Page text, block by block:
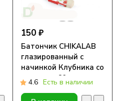
150 ₽
Батончик CHIKALAB
глазированный с
начинкой Клубника со
сливками 60гр.
4.6 Есть в наличии